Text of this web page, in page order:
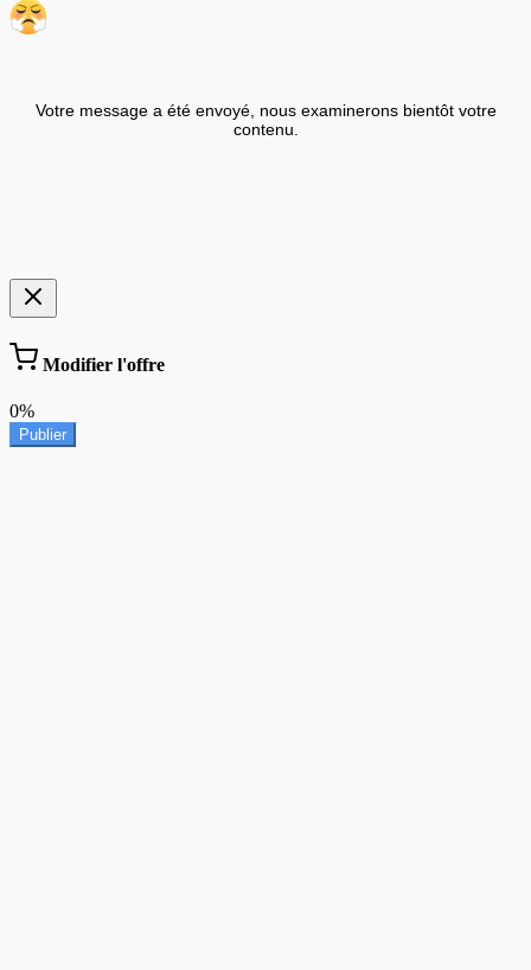
Votre message a été envoyé, nous examinerons bientôt votre
contenu.
Modifier l'offre
0%
Publier